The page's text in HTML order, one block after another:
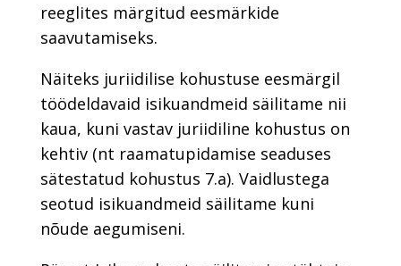
reeglites märgitud eesmärkide
saavutamiseks.
Näiteks juriidilise kohustuse eesmärgil
töödeldavaid isikuandmeid säilitame nii
kaua, kuni vastav juriidiline kohustus on
kehtiv (nt raamatupidamise seaduses
sätestatud kohustus 7.a). Vaidlustega
seotud isikuandmeid säilitame kuni
nõude aegumiseni.